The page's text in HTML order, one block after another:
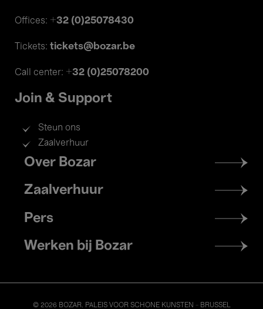
Offices: +32 (0)25078430
Tickets: tickets@bozar.be
Call center: +32 (0)25078200
Join & Support
Steun ons
Zaalverhuur
Footer
menu
Over Bozar
Zaalverhuur
Pers
Werken bij Bozar
© 2026 BOZAR. PALEIS VOOR SCHONE KUNSTEN - BRUSSEL